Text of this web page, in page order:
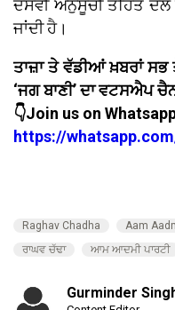
ਦਸਵੀਂ ਅਨੁਸੂਚੀ ਤਹਿਤ
ਜਾਂਦੀ ਹੈ।
ਤਾਜ਼ਾ ਤੇ ਵੱਡੀਆਂ ਖ਼ਬਰਾਂ
‘ਜਗ ਬਾਣੀ’ ਦਾ ਵਟਸਐਪ
👇Join us on
https://
Raghav Chadha Aam
ਰਾਘਵ ਚੱਢਾ
ਆਮ ਆਦਮੀ ਪਾਰਟੀ
Gurminder